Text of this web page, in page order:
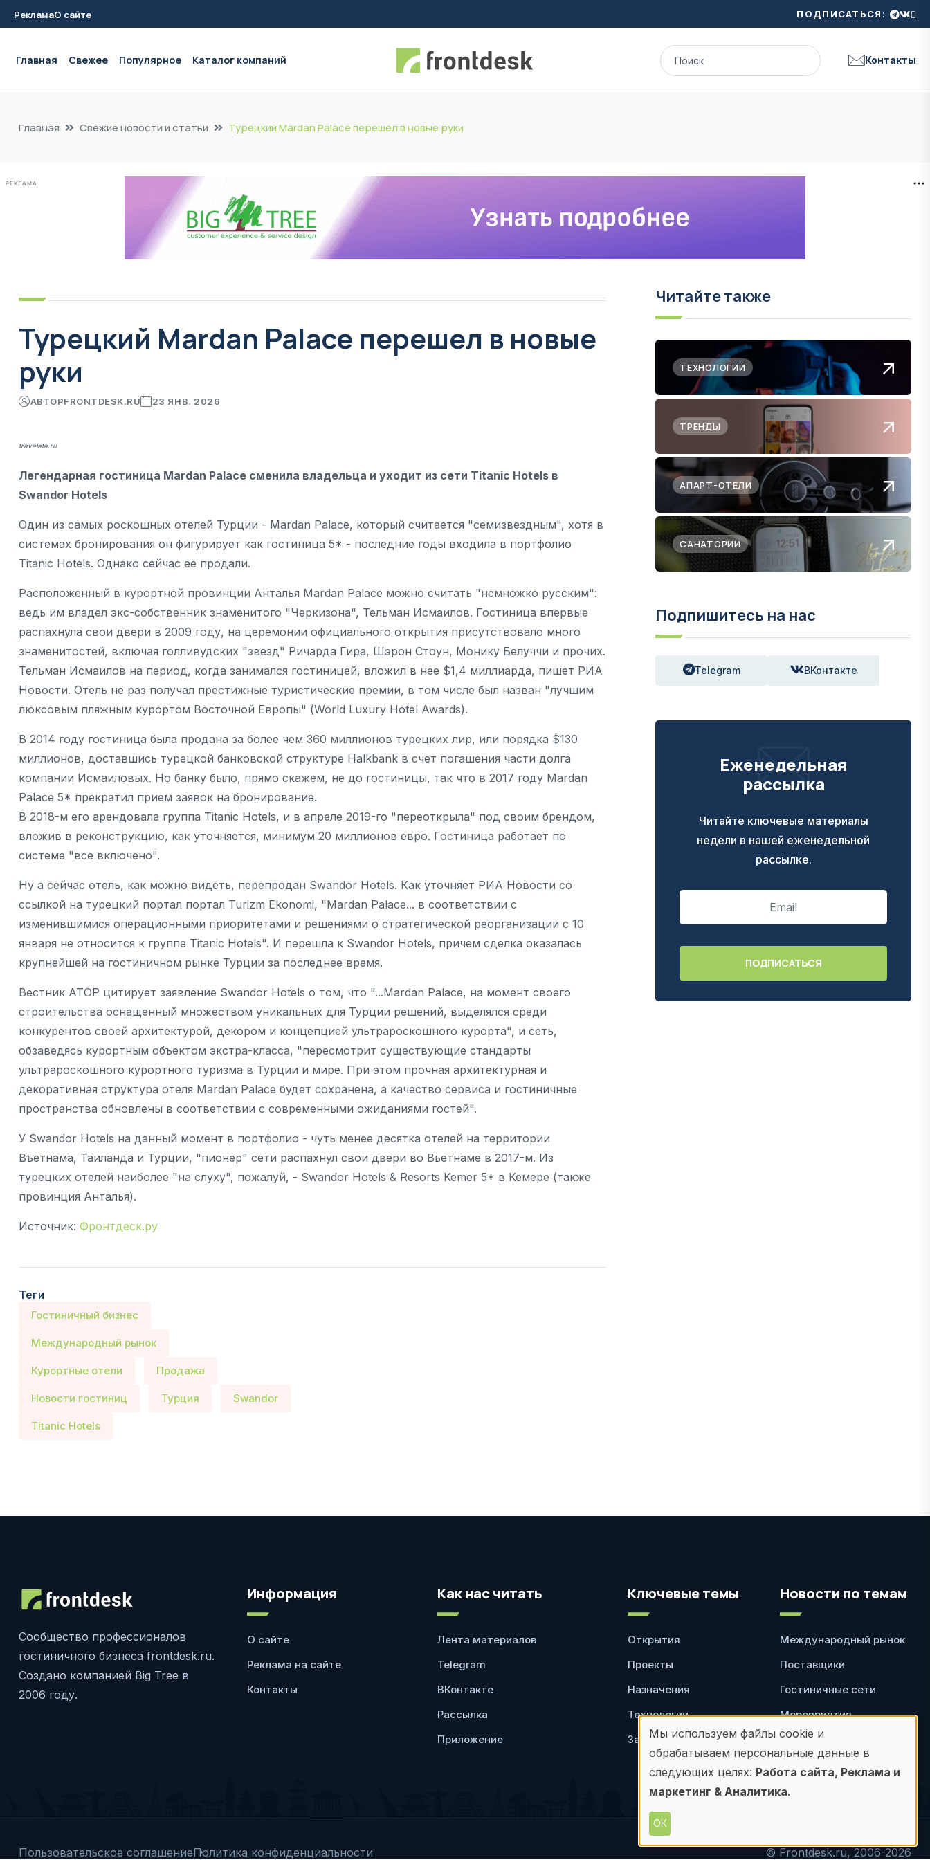
РекламаО сайте ПОДПИСАТЬСЯ:
Главная Свежее Популярное Каталог компаний Контакты
Главная Свежие новости и статьи Турецкий Mardan Palace перешел в новые руки
РЕКЛАМА
Турецкий Mardan Palace перешел в новые
руки
АВТОРFRONTDESK.RU 23 ЯНВ. 2026
travelata.ru
Легендарная гостиница Mardan Palace сменила владельца и уходит из сети Titanic Hotels в
Swandor Hotels
Один из самых роскошных отелей Турции - Mardan Palace, который считается "семизвездным", хотя в
системах бронирования он фигурирует как гостиница 5* - последние годы входила в портфолио
Titanic Hotels. Однако сейчас ее продали.
Расположенный в курортной провинции Анталья Mardan Palace можно считать "немножко русским":
ведь им владел экс-собственник знаменитого "Черкизона", Тельман Исмаилов. Гостиница впервые
распахнула свои двери в 2009 году, на церемонии официального открытия присутствовало много
знаменитостей, включая голливудских "звезд" Ричарда Гира, Шэрон Стоун, Монику Белуччи и прочих.
Тельман Исмаилов на период, когда занимался гостиницей, вложил в нее $1,4 миллиарда, пишет РИА
Новости. Отель не раз получал престижные туристические премии, в том числе был назван "лучшим
люксовым пляжным курортом Восточной Европы" (World Luxury Hotel Awards).
В 2014 году гостиница была продана за более чем 360 миллионов турецких лир, или порядка $130
миллионов, доставшись турецкой банковской структуре Halkbank в счет погашения части долга
компании Исмаиловых. Но банку было, прямо скажем, не до гостиницы, так что в 2017 году Mardan
Palace 5* прекратил прием заявок на бронирование.
В 2018-м его арендовала группа Titanic Hotels, и в апреле 2019-го "переоткрыла" под своим брендом,
вложив в реконструкцию, как уточняется, минимум 20 миллионов евро. Гостиница работает по
системе "все включено".
Ну а сейчас отель, как можно видеть, перепродан Swandor Hotels. Как уточняет РИА Новости со
ссылкой на турецкий портал портал Turizm Ekonomi, "Mardan Palace... в соответствии с
изменившимися операционными приоритетами и решениями о стратегической реорганизации с 10
января не относится к группе Titanic Hotels". И перешла к Swandor Hotels, причем сделка оказалась
крупнейшей на гостиничном рынке Турции за последнее время.
Вестник АТОР цитирует заявление Swandor Hotels о том, что "...Mardan Palace, на момент своего
строительства оснащенный множеством уникальных для Турции решений, выделялся среди
конкурентов своей архитектурой, декором и концепцией ультрароскошного курорта", и сеть,
обзаведясь курортным объектом экстра-класса, "пересмотрит существующие стандарты
ультрароскошного курортного туризма в Турции и мире. При этом прочная архитектурная и
декоративная структура отеля Mardan Palace будет сохранена, а качество сервиса и гостиничные
пространства обновлены в соответствии с современными ожиданиями гостей".
У Swandor Hotels на данный момент в портфолио - чуть менее десятка отелей на территории
Въетнама, Таиланда и Турции, "пионер" сети распахнул свои двери во Вьетнаме в 2017-м. Из
турецких отелей наиболее "на слуху", пожалуй, - Swandor Hotels & Resorts Kemer 5* в Кемере (также
провинция Анталья).
Источник: Фронтдеск.ру
Теги
Гостиничный бизнес
Международный рынок
Курортные отели Продажа
Новости гостиниц Турция Swandor
Titanic Hotels
Читайте также
ТЕХНОЛОГИИ
ТРЕНДЫ
АПАРТ-ОТЕЛИ
САНАТОРИИ
Подпишитесь на нас
Telegram ВКонтакте
Еженедельная
рассылка
Читайте ключевые материалы
недели в нашей еженедельной
рассылке.
Сообщество профессионалов
гостиничного бизнеса frontdesk.ru.
Создано компанией Big Tree в
2006 году.
Информация
О сайте
Реклама на сайте
Контакты
Как нас читать
Лента материалов
Telegram
ВКонтакте
Рассылка
Приложение
Ключевые темы
Открытия
Проекты
Назначения
Технологии
Законодательство
Новости по темам
Международный рынок
Поставщики
Гостиничные сети
Мероприятия
Ресторан
Пользовательское соглашениеПолитика конфиденциальности © Frontdesk.ru, 2006-2026
Использование
персональных
данных
и
Мы используем файлы cookie и
обрабатываем персональные данные в
следующих целях: Работа сайта, Реклама и
маркетинг & Аналитика.
ОК